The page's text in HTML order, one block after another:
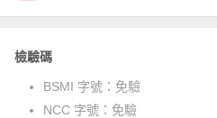
檢驗碼
BSMI 字號： 免驗
NCC 字號： 免驗